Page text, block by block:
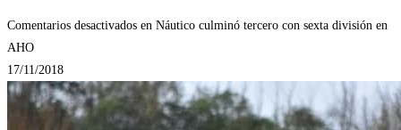
Comentarios desactivados en Náutico culminó tercero con sexta división en
AHO
17/11/2018